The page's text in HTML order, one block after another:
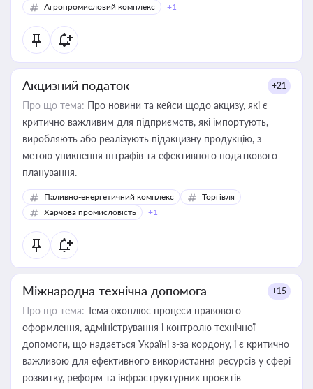
Агропромисловий комплекс
+1
Акцизний податок +21
Про що тема: Про новини та кейси щодо акцизу, які є
критично важливим для підприємств, які імпортують,
виробляють або реалізують підакцизну продукцію, з
метою уникнення штрафів та ефективного податкового
планування.
Паливно-енергетичний комплекс
Торгівля
Харчова промисловість
+1
Міжнародна технічна допомога +15
Про що тема: Тема охоплює процеси правового
оформлення, адміністрування і контролю технічної
допомоги, що надається Україні з-за кордону, і є критично
важливою для ефективного використання ресурсів у сфері
розвитку, реформ та інфраструктурних проєктів